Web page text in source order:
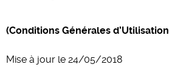
(Conditions Générales
Mise à jour le 24/05/2018